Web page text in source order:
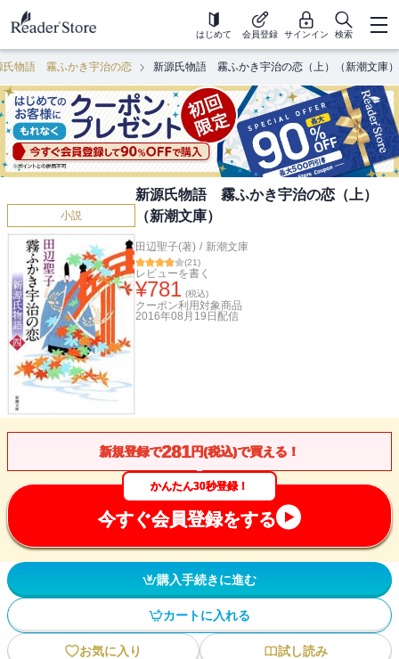
はじめて 会員登録 サインイン 検索
氏物語 霧ふかき宇治の恋 新源氏物語 霧ふかき宇治の恋（上）（新潮文庫）
小説
新源氏物語 霧ふかき宇治の恋（上）
（新潮文庫）
田辺聖子(著) / 新潮文庫
(21)
レビューを書く
¥781 (税込)
クーポン利用対象商品
2016年08月19日 配信
新規登録で281 円(税込)で買える！
かんたん30秒登録！
今すぐ会員登録をする
購入手続きに進む
カートに入れる
お気に入り
試し読み